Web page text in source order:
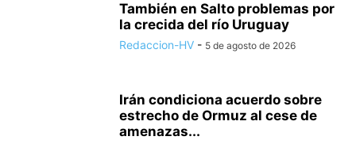
También en Salto problemas por
la crecida del río Uruguay
Redaccion-HV - 5 de agosto de 2026
Irán condiciona acuerdo sobre
estrecho de Ormuz al cese de
amenazas...